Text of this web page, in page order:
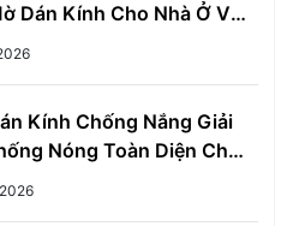
Dán Kính Cho Nhà Ở Và
Kính Chống Nắng Giải
Nóng Toàn Diện Cho